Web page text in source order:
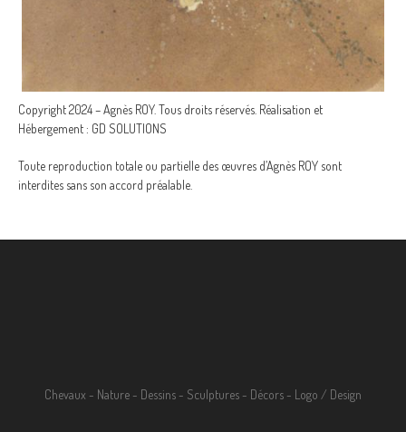
Copyright 2024 – Agnès ROY. Tous droits réservés. Réalisation et
Hébergement : GD SOLUTIONS
Toute reproduction totale ou partielle des œuvres d’Agnès ROY sont
interdites sans son accord préalable.
Chevaux - Nature - Dessins - Sculptures - Décors - Logo / Design